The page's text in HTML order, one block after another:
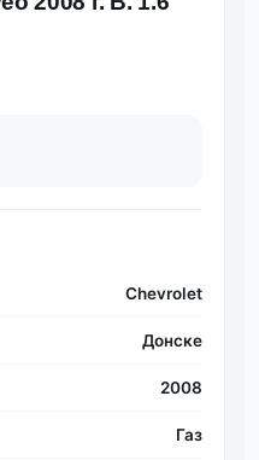
Chevrolet
Донске
2008
Газ